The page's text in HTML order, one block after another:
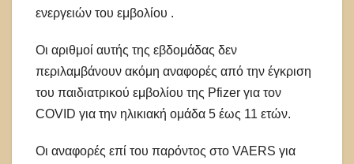
ενεργειών του εμβολίου .
Οι αριθμοί αυτής της εβδομάδας δεν
περιλαμβάνουν ακόμη αναφορές από την έγκριση
του παιδιατρικού εμβολίου της Pfizer για τον
COVID για την ηλικιακή ομάδα 5 έως 11 ετών.
Οι αναφορές επί του παρόντος στο VAERS για